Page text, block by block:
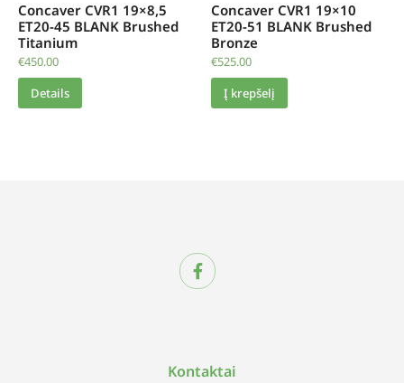
Concaver CVR1 19×8,5
ET20-45 BLANK Brushed
Titanium
€450.00
Details
Concaver CVR1 19×10
ET20-51 BLANK Brushed
Bronze
€525.00
Į krepšelį
Kontaktai